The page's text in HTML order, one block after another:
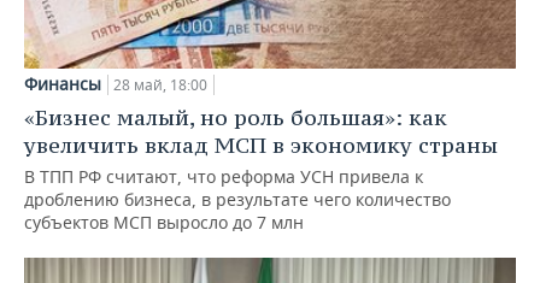
Финансы 28 май, 18:00
«Бизнес малый, но роль большая»: как
увеличить вклад МСП в экономику страны
В ТПП РФ считают, что реформа УСН привела к
дроблению бизнеса, в результате чего количество
субъектов МСП выросло до 7 млн